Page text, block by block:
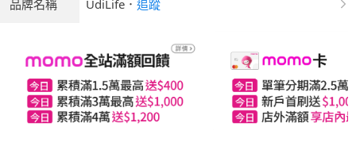
品牌名稱 UdiLife ． 追蹤